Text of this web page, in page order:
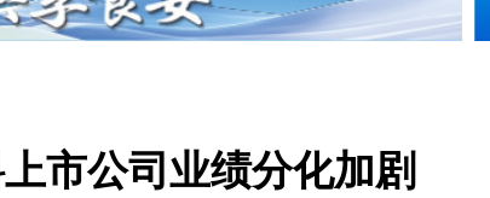
市公司业绩分化加剧